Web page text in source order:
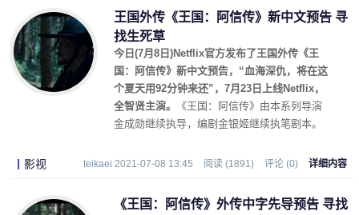
王国外传《王国：阿信传》新中文预告 寻
找生死草
今日(7月8日)Netflix官方发布了王国外传《王
国：阿信传》新中文预告，“血海深仇，将在这
个夏天用92分钟来还”，7月23日上线Netflix，
全智贤主演。
《王国：阿信传》由本系列导演
金成勋继续执导，编剧金银姬继续执笔剧本。
影视 teikaei 2021-07-08 13:45 阅读 (1891) 评论 (0) 详细内容
《王国：阿信传》外传中字先导预告 寻找